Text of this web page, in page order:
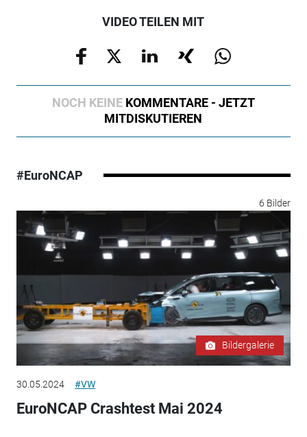
VIDEO TEILEN MIT
NOCH KEINE KOMMENTARE - JETZT
MITDISKUTIEREN
#EuroNCAP
6 Bilder
Bildergalerie
30.05.2024 #VW
EuroNCAP Crashtest Mai 2024